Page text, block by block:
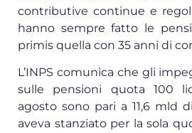
contributive continue e
hanno sempre fatto le
primis quella con 35 anni di
L’INPS comunica che gli
sulle pensioni quota 100
agosto sono pari a 11,6 mld
aveva stanziato per la sola